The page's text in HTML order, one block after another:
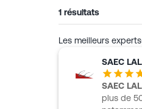
1 résultats
Les meilleurs
SAEC
SAEC
plus de